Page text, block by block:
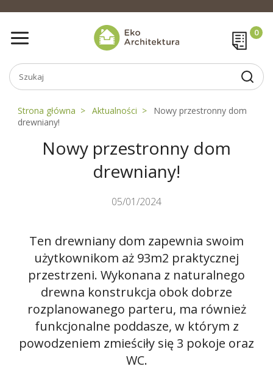
Strona główna Aktualności
Nowy przestronny dom
drewniany!
Nowy przestronny dom
drewniany!
05/01/2024
Ten drewniany dom zapewnia swoim
użytkownikom aż 93m2 praktycznej
przestrzeni. Wykonana z naturalnego
drewna konstrukcja obok dobrze
rozplanowanego parteru, ma również
funkcjonalne poddasze, w którym z
powodzeniem zmieściły się 3 pokoje oraz
WC.